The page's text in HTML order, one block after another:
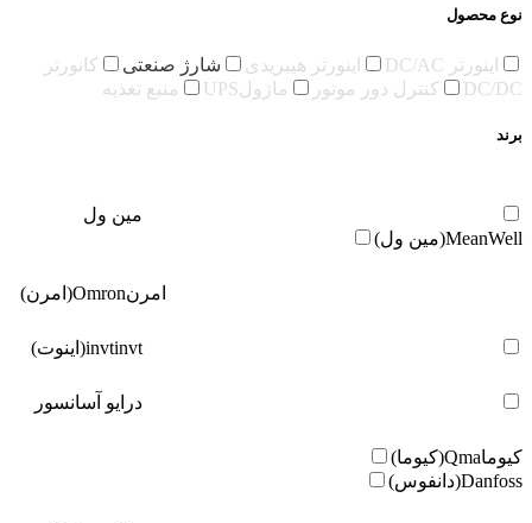
نوع محصول
اینورتر DC/AC اینورتر هیبریدی شارژ صنعتی
کانورتر
DC/DC
کنترل دور موتور ماژولUPS منبع تغذیه
برند
مین ول
MeanWell(مین ول)
امرنOmron(امرن)
invtinvt(اینوت)
درایو آسانسور
کیوماQma(کیوما)
Danfoss(دانفوس)